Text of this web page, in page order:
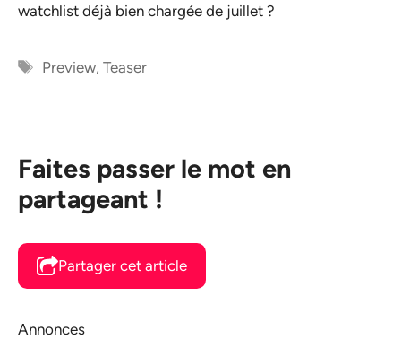
watchlist déjà bien chargée de juillet ?
Étiquettes
Preview,Teaser
Faites passer le mot en
partageant !
Partager cet article
Annonces